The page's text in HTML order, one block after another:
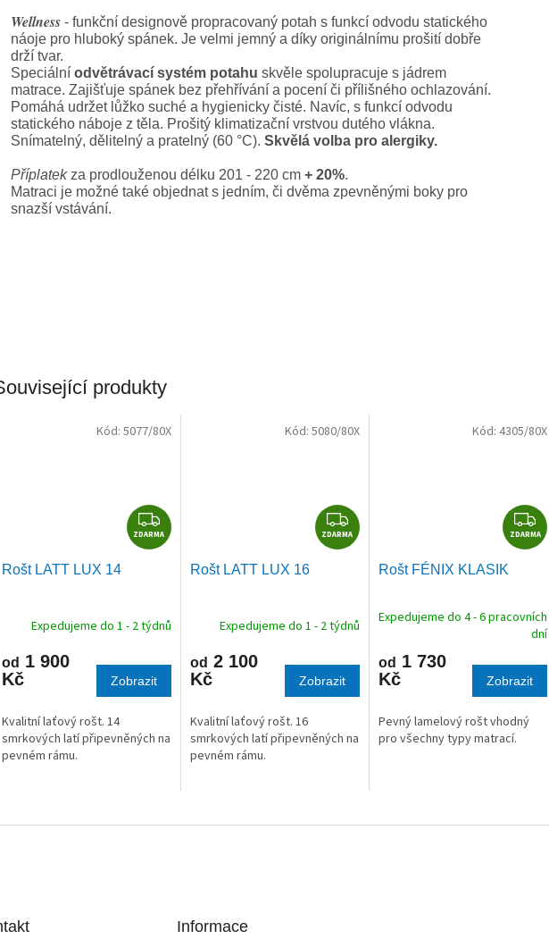
Wellness - funkční designově propracovaný potah s funkcí odvodu statického
náoje pro hluboký spánek. Je velmi jemný a díky originálnímu prošití dobře
drží tvar.
Speciální odvětrávací systém potahu skvěle spolupracuje s jádrem
matrace. Zajišťuje spánek bez přehřívání a pocení či přílišného ochlazování.
Pomáhá udržet lůžko suché a hygienicky čisté. Navíc, s funkcí odvodu
statického náboje z těla. Prošitý klimatizační vrstvou dutého vlákna.
Snímatelný, dělitelný a pratelný (60 °C). Skvělá volba pro alergiky.
Příplatekza prodlouženou délku 201 - 220 cm + 20%.
Matraci je možné také objednat s jedním, či dvěma zpevněnými boky pro
snazší vstávání.
produkty
Z
D
A
ZDARMA
Rošt LATT LUX 14
Expedujeme do 1 - 2 týdnů
od 1 900
Kč
Zobrazit
Kvalitní laťový rošt. 14
smrkových latí připevněných na
pevném rámu.
Kód: 5077/80X
Z
D
A
ZDARMA
Rošt LATT LUX 16
Expedujeme do 1 - 2 týdnů
od 2 100
Kč
Zobrazit
Kvalitní laťový rošt. 16
smrkových latí připevněných na
pevném rámu.
Kód: 5080/80X
Z
D
A
ZDARMA
Rošt FÉNIX KLASIK
Expedujeme do 4 - 6 pracovních
dní
od 1 730
Kč
Zobrazit
Pevný lamelový rošt vhodný
pro všechny typy matrací.
Kód: 4305/80X
Informace